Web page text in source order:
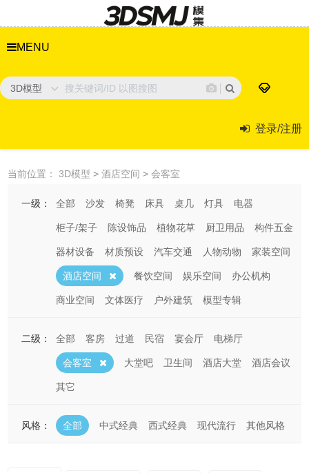
MENU
3D模型
登录/注册
当前位置： 3D模型 > 酒店空间 > 会客室
一级： 全部 沙发 椅凳 床具 桌几 灯具 电器
柜子/架子 陈设饰品 植物花草 厨卫用品 构件五金
器材设备 材质预设 汽车交通 人物动物 家装空间
酒店空间 餐饮空间 娱乐空间 办公机构
商业空间 文体医疗 户外建筑 模型专辑
二级： 全部 客房 过道 民宿 宴会厅 电梯厅
会客室 大堂吧 卫生间 酒店大堂 酒店会议
其它
风格： 全部 中式经典 西式经典 现代流行 其他风格